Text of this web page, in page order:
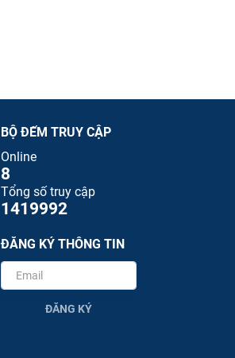
BỘ ĐẾM TRUY CẬP
Online
8
Tổng số truy cập
1419992
ĐĂNG KÝ THÔNG TIN
ĐĂNG KÝ